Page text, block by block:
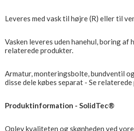
Leveres med vask til højre (R) eller til
Vasken leveres uden hanehul, boring af
relaterede produkter.
Armatur, monteringsbolte, bundventil
disse dele købes separat - Se
Produktinformation - SolidTec®
Oplev kvaliteten og skønheden ved